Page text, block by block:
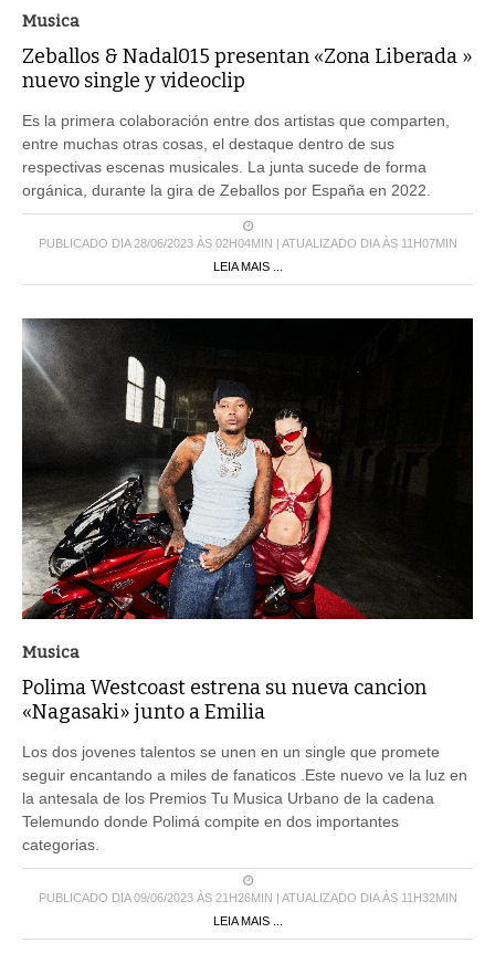
Musica
Zeballos & Nadal015 presentan «Zona Liberada »
nuevo single y videoclip
Es la primera colaboración entre dos artistas que comparten,
entre muchas otras cosas, el destaque dentro de sus
respectivas escenas musicales. La junta sucede de forma
orgánica, durante la gira de Zeballos por España en 2022.
PUBLICADO DIA 28/06/2023 ÀS 02H04MIN | ATUALIZADO DIA ÀS 11H07MIN
LEIA MAIS ...
Musica
Polima Westcoast estrena su nueva cancion
«Nagasaki» junto a Emilia
Los dos jovenes talentos se unen en un single que promete
seguir encantando a miles de fanaticos .Este nuevo ve la luz en
la antesala de los Premios Tu Musica Urbano de la cadena
Telemundo donde Polimá compite en dos importantes
categorias.
PUBLICADO DIA 09/06/2023 ÀS 21H26MIN | ATUALIZADO DIA ÀS 11H32MIN
LEIA MAIS ...